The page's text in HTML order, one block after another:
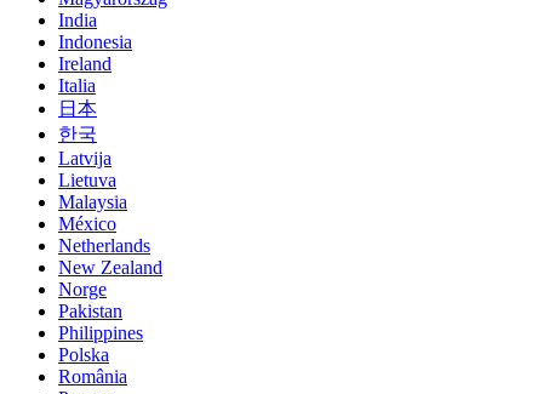
India
Indonesia
Ireland
Italia
日本
한국
Latvija
Lietuva
Malaysia
México
Netherlands
New Zealand
Norge
Pakistan
Philippines
Polska
România